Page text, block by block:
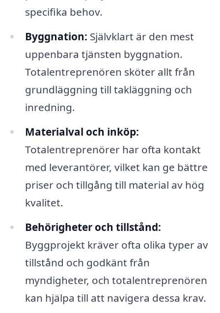
specifika behov.
Byggnation: Självklart är den mest
uppenbara tjänsten byggnation.
Totalentreprenören sköter allt från
grundläggning till takläggning och
inredning.
Materialval och inköp:
Totalentreprenörer har ofta kontakt
med leverantörer, vilket kan ge bättre
priser och tillgång till material av hög
kvalitet.
Behörigheter och tillstånd:
Byggprojekt kräver ofta olika typer av
tillstånd och godkänt från
myndigheter, och totalentreprenören
kan hjälpa till att navigera dessa krav.